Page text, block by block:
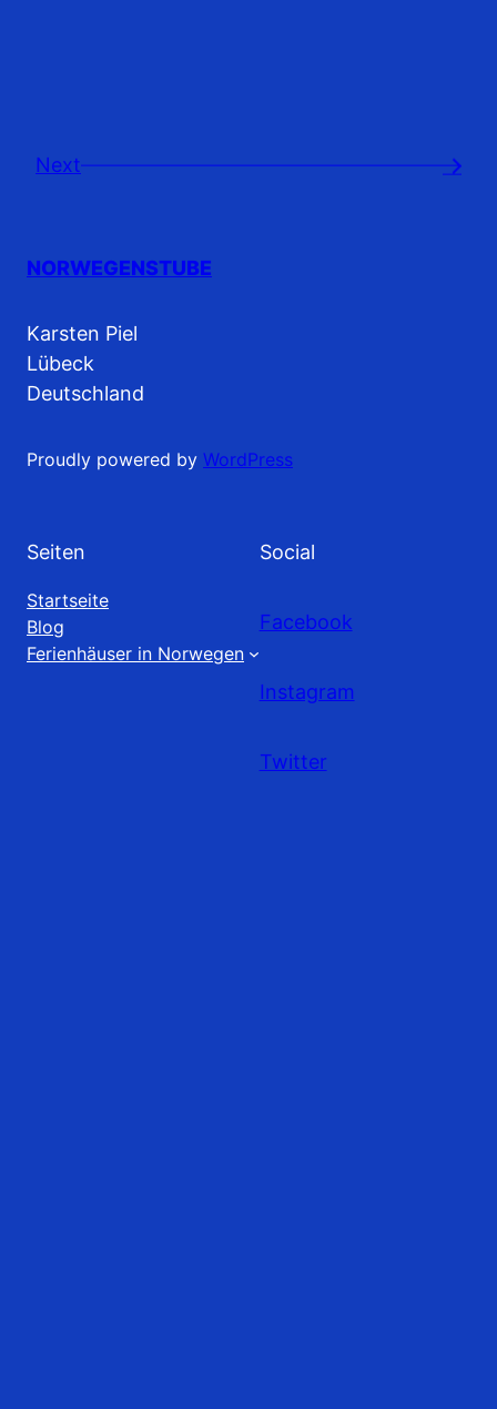
Next →
NORWEGENSTUBE
Karsten Piel
Lübeck
Deutschland
Proudly powered by WordPress
Seiten
Startseite
Blog
Ferienhäuser in Norwegen
Social
Facebook
Instagram
Twitter